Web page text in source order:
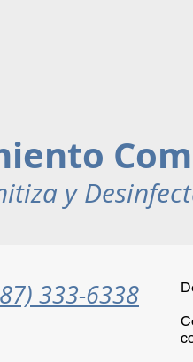
y
333-6338